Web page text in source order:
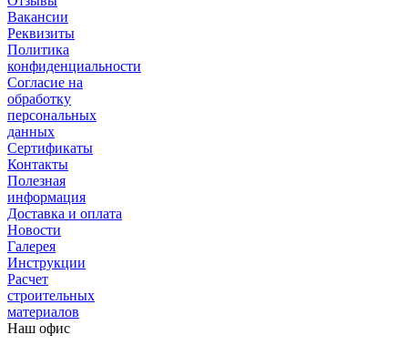
Вакансии
Реквизиты
Политика
конфиденциальности
Согласие на
обработку
персональных
данных
Сертификаты
Контакты
Полезная
информация
Доставка и оплата
Новости
Галерея
Инструкции
Расчет
строительных
материалов
Наш офис